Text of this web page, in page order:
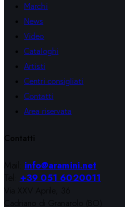
Marchi
News
Video
Cataloghi
Artisti
Centri consigliati
Contatti
Area riservata
Contatti
Mail: info@aramini.net
Tel: +39 051 6020011
Via XXV Aprile, 36
Cadriano di Granarolo (BO)